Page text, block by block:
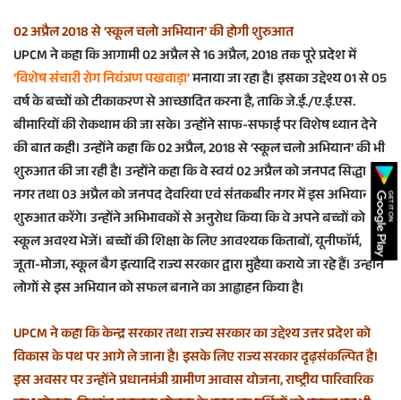
02 अप्रैल 2018 से ‘स्कूल चलो अभियान’ की होगी शुरुआत
UPCM ने कहा कि आगामी 02 अप्रैल से 16 अप्रैल, 2018 तक पूरे प्रदेश में
‘विशेष संचारी रोग नियंत्रण पखवाड़ा’मनाया जा रहा है। इसका उद्देश्य 01 से 05
वर्ष के बच्चों को टीकाकरण से आच्छादित करना है, ताकि जे.ई./ए.ई.एस.
बीमारियों की रोकथाम की जा सके। उन्होंने साफ-सफाई पर विशेष ध्यान देने
की बात कही। उन्होंने कहा कि 02 अप्रैल, 2018 से ‘स्कूल चलो अभियान’ की भी
शुरुआत की जा रही है। उन्होंने कहा कि वे स्वयं 02 अप्रैल को जनपद सिद्धार्थ
नगर तथा 03 अप्रैल को जनपद देवरिया एवं संतकबीर नगर में इस अभियान की
शुरुआत करेंगे। उन्होंने अभिभावकों से अनुरोध किया कि वे अपने बच्चों को
स्कूल अवश्य भेजें। बच्चों की शिक्षा के लिए आवश्यक किताबों, यूनीफाॅर्म,
जूता-मोजा, स्कूल बैग इत्यादि राज्य सरकार द्वारा मुहैया कराये जा रहे हैं। उन्होंने
लोगों से इस अभियान को सफल बनाने का आह्वाहन किया है।
UPCM ने कहा कि केन्द्र सरकार तथा राज्य सरकार का उद्देश्य उत्तर प्रदेश को
विकास के पथ पर आगे ले जाना है। इसके लिए राज्य सरकार दृढ़संकल्पित है।
इस अवसर पर उन्होंने प्रधानमंत्री ग्रामीण आवास योजना, राष्ट्रीय पारिवारिक